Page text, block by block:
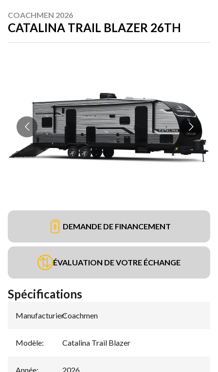
COACHMEN 2026
CATALINA TRAIL BLAZER 26TH
DEMANDE DE FINANCEMENT
ÉVALUATION DE VOTRE ÉCHANGE
Spécifications
Manufacturier:
Coachmen
Modèle: Catalina Trail Blazer
Année: 2026